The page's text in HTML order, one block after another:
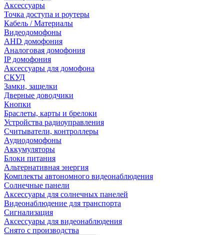
Аксессуары
Точка доступа и роутеры
Кабель / Материалы
Видеодомофоны
AHD домофония
Аналоговая домофония
IP домофония
Аксессуары для домофона
СКУД
Замки, защелки
Дверные доводчики
Кнопки
Браслеты, карты и брелоки
Устройства радиоуправления
Считыватели, контроллеры
Аудиодомофоны
Аккумуляторы
Блоки питания
Альтернативная энергия
Комплекты автономного видеонаблюдения
Солнечные панели
Аксессуары для солнечных панелей
Видеонаблюдение для транспорта
Сигнализация
Аксессуары для видеонаблюдения
Снято с производства